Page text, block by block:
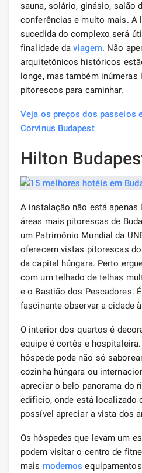
sauna, solário, ginásio, salão
conferências e muito mais. A
sucedida do complexo será
finalidade daviagem. Não
arquitetônicos históricos
longe, mas também inúmeras
pitorescos para caminhar.
Veja os preços dos passeios
Corvinus Budapest
Hilton
A instalação não está apenas
áreas mais pitorescas de
um Patrimônio Mundial da
oferecem vistas pitorescas
da capital húngara. Perto
com um telhado de telhas
e o Bastião dos Pescadores.
fascinante observar a cidade
O interior dos quartos é
equipe é cortês e
hóspede pode não só
cozinha húngara ou
apreciar o belo panorama do
edifício, onde está localizado
possível apreciar a vista dos
Os hóspedes que levam um
podem visitar o centro de
mais modernos